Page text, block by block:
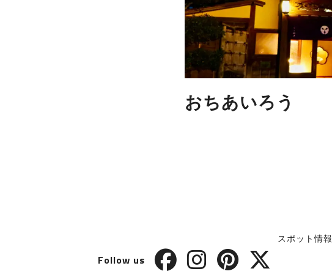
おちあいろう
Follow us
スポット情報